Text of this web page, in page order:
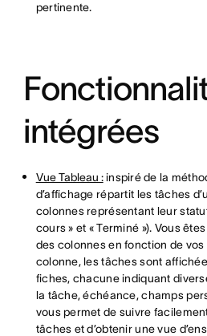
pertinente.
intégrées
Vue Tableau :inspiré de la
d’affichage répartit les tâches
colonnes représentant leur statut
cours » et « Terminé »). Vous
des colonnes en fonction de
colonne, les tâches sont
fiches, chacune indiquant
la tâche, échéance, champs
vous permet de suivre
tâches et d’obtenir une vue